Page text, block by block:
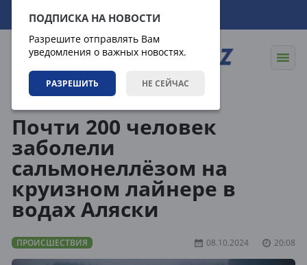
ПОДПИСКА НА НОВОСТИ
Разрешите отправлять Вам
уведомления о важных новостях.
РАЗРЕШИТЬ НЕ СЕЙЧАС
08.08.2026 13:25:27
Почти 200 человек
заболели
сальмонеллёзом на
круизном лайнере в
водах Аляски
ПРОИСШЕСТВИЯ 08.10.2024 20:08